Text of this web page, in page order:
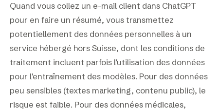
Quand vous collez un e-mail client dans ChatGPT
pour en faire un résumé, vous transmettez
potentiellement des données personnelles à un
service hébergé hors Suisse, dont les conditions de
traitement incluent parfois l'utilisation des données
pour l'entraînement des modèles. Pour des données
peu sensibles (textes marketing, contenu public), le
risque est faible. Pour des données médicales,